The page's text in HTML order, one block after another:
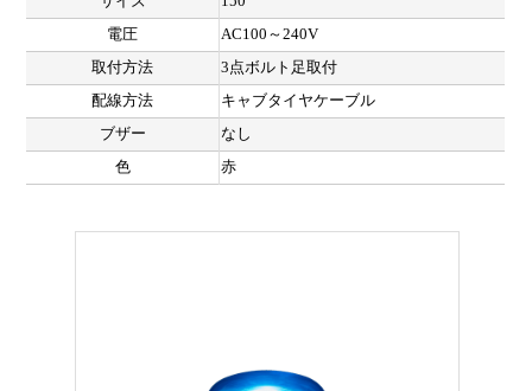
電圧
AC100～240V
取付方法
3点ボルト足取付
配線方法
キャブタイヤケーブル
ブザー
なし
色
赤